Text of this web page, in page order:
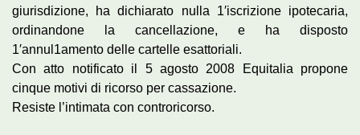
giurisdizione, ha dichiarato nulla 1′iscrizione ipotecaria,
ordinandone la cancellazione, e ha disposto
1′annul1amento delle cartelle esattoriali.
Con atto notificato il 5 agosto 2008 Equitalia propone
cinque motivi di ricorso per cassazione.
Resiste l’intimata con controricorso.